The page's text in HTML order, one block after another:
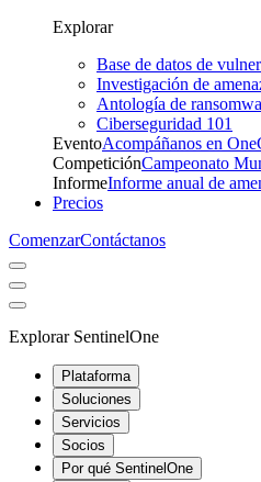
Explorar
Base de datos de
Investigación de
Antología de
Ciberseguridad 101
EventoAcompáñanos en
CompeticiónCampeonato
InformeInforme anual de
Precios
ComenzarContáctanos
Explorar SentinelOne
Plataforma
Soluciones
Servicios
Socios
Por qué SentinelOne